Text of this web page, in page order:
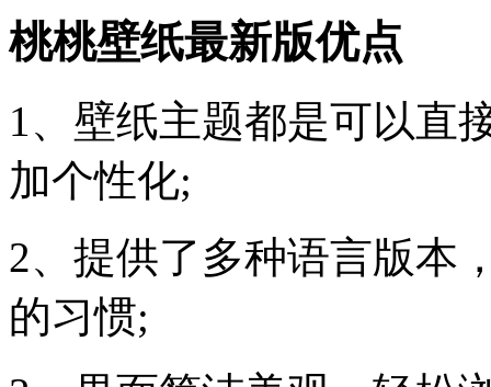
桃桃壁纸最新版优点
1、壁纸主题都是可以直
加个性化;
2、提供了多种语言版本
的习惯;